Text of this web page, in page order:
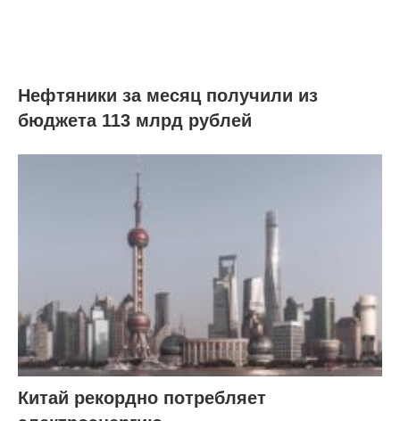
Нефтяники за месяц получили из
бюджета 113 млрд рублей
Китай рекордно потребляет